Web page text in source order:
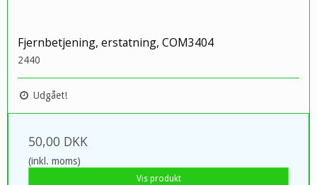
Fjernbetjening, erstatning, COM3404
2440
Udgået!
50,00 DKK
(inkl. moms)
Vis produkt